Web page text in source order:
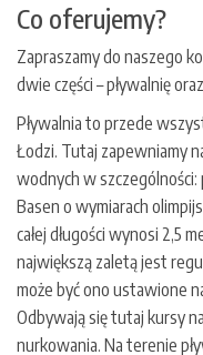
Co oferujemy?
Zapraszamy do naszego
dwie części – pływalnię
Pływalnia to przede
Łodzi. Tutaj zapewniamy
wodnych w szczególności:
Basen o wymiarach
całej długości wynosi 2,5
największą zaletą jest
może być ono ustawione
Odbywają się tutaj kursy
nurkowania. Na terenie